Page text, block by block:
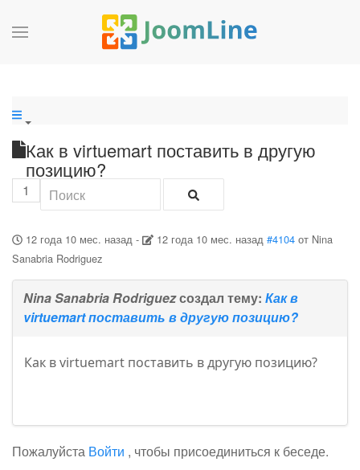
Как в virtuemart поставить в другую
позицию?
1
12 года 10 мес. назад- 12 года 10 мес. назад #4104 от Nina
Sanabria Rodriguez
Nina Sanabria Rodriguezсоздал тему: Как в
virtuemart поставить в другую позицию?
Как в virtuemart поставить в другую позицию?
Пожалуйста Войти , чтобы присоединиться к беседе.